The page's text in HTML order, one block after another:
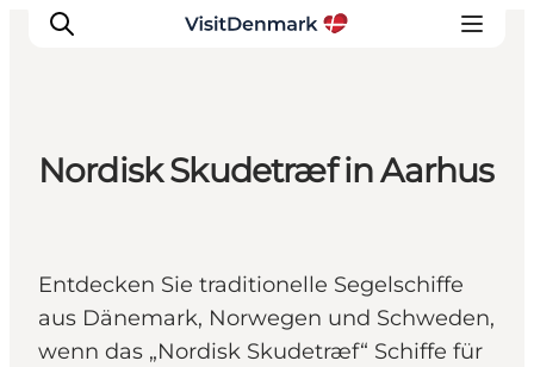
Erlebnisse
Unterkünfte
Reiseplanung
Nordisk Skudetræf in Aarhus
Entdecken Sie traditionelle Segelschiffe
aus Dänemark, Norwegen und Schweden,
wenn das „Nordisk Skudetræf“ Schiffe für